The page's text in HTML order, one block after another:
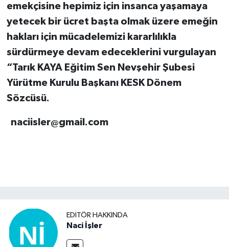
emekçisine hepimiz için insanca yaşamaya
yetecek bir ücret başta olmak üzere emeğin
hakları için mücadelemizi kararlılıkla
sürdürmeye devam edeceklerini vurgulayan
“Tarık KAYA Eğitim Sen Nevşehir Şubesi
Yürütme Kurulu Başkanı KESK Dönem
Sözcüsü.
naciisler@gmail.com
EDITÖR HAKKINDA
Naci İşler